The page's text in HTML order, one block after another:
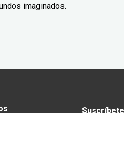
imaginados.